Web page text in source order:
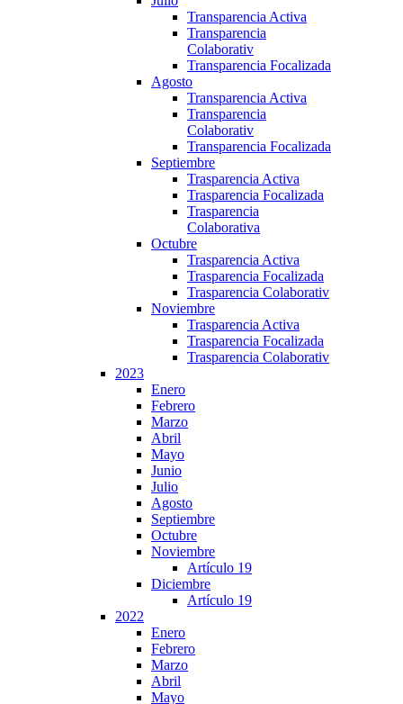
Transparencia Activa
Transparencia
Colaborativ
Transparencia Focalizada
Agosto
Transparencia Activa
Transparencia
Colaborativ
Transparencia Focalizada
Septiembre
Trasparencia Activa
Trasparencia Focalizada
Trasparencia
Colaborativa
Octubre
Trasparencia Activa
Trasparencia Focalizada
Trasparencia Colaborativ
Noviembre
Trasparencia Activa
Trasparencia Focalizada
Trasparencia Colaborativ
2023
Enero
Febrero
Marzo
Abril
Mayo
Junio
Julio
Agosto
Septiembre
Octubre
Noviembre
Artículo 19
Diciembre
Artículo 19
2022
Enero
Febrero
Marzo
Abril
Mayo